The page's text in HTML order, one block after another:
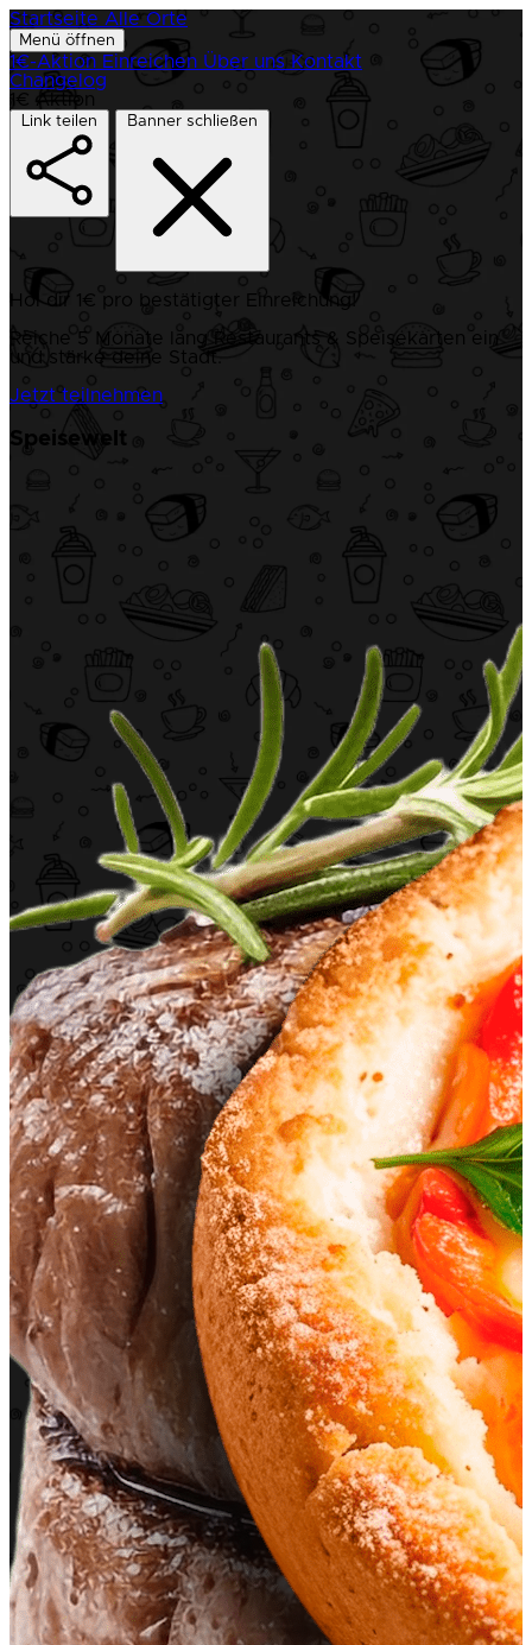
Startseite Alle Orte
Menü öffnen
1€-Aktion Einreichen Über uns Kontakt
Changelog
1€ Aktion
Link teilen Banner schließen
Hol dir 1€ pro bestätigter Einreichung!
Reiche 5 Monate lang Restaurants & Speisekarten ein
und stärke deine Stadt.
Jetzt teilnehmen
Speisewelt